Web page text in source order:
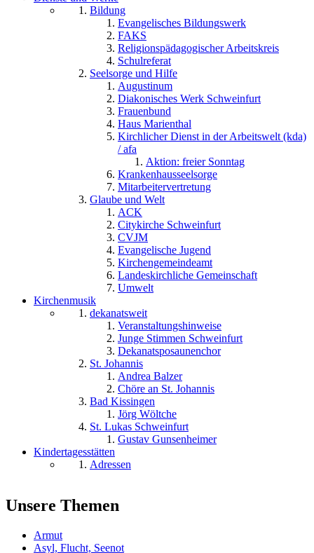
Bildung
Evangelisches Bildungswerk
FAKS
Religionspädagogischer Arbeitskreis
Schulreferat
Seelsorge und Hilfe
Augustinum
Diakonisches Werk Schweinfurt
Frauenbund
Haus Marienthal
Kirchlicher Dienst in der Arbeitswelt (kda)
/ afa
Aktion: freier Sonntag
Krankenhausseelsorge
Mitarbeitervertretung
Glaube und Welt
ACK
Citykirche Schweinfurt
CVJM
Evangelische Jugend
Kirchengemeindeamt
Landeskirchliche Gemeinschaft
Umwelt
Kirchenmusik
dekanatsweit
Veranstaltungshinweise
Junge Stimmen Schweinfurt
Dekanatsposaunenchor
St. Johannis
Andrea Balzer
Chöre an St. Johannis
Bad Kissingen
Jörg Wöltche
St. Lukas Schweinfurt
Gustav Gunsenheimer
Kindertagesstätten
Adressen
Unsere Themen
Armut
Asyl, Flucht, Seenot